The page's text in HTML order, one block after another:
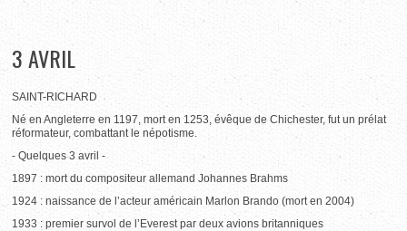
3 AVRIL
SAINT-RICHARD
Né en Angleterre en 1197, mort en 1253, évêque de Chichester, fut un prélat
réformateur, combattant le népotisme.
- Quelques 3 avril -
1897 : mort du compositeur allemand Johannes Brahms
1924 : naissance de l’acteur américain Marlon Brando (mort en 2004)
1933 : premier survol de l’Everest par deux avions britanniques